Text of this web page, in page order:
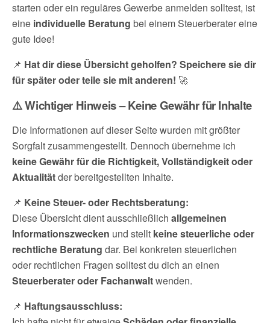
starten oder ein reguläres Gewerbe anmelden solltest, ist
eine individuelle Beratung bei einem Steuerberater eine
gute Idee!
📌 Hat dir diese Übersicht geholfen? Speichere sie dir
für später oder teile sie mit anderen! 🚀
⚠️ Wichtiger Hinweis – Keine Gewähr für Inhalte
Die Informationen auf dieser Seite wurden mit größter
Sorgfalt zusammengestellt. Dennoch übernehme ich
keine Gewähr für die Richtigkeit, Vollständigkeit oder
Aktualitätder bereitgestellten Inhalte.
📌 Keine Steuer- oder Rechtsberatung:
Diese Übersicht dient ausschließlich allgemeinen
Informationszwecken und stellt keine steuerliche oder
rechtliche Beratung dar. Bei konkreten steuerlichen
oder rechtlichen Fragen solltest du dich an einen
Steuerberater oder Fachanwaltwenden.
📌 Haftungsausschluss: